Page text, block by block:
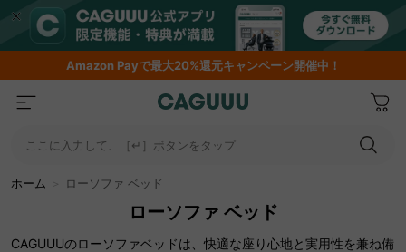
AmazonPayで最大20%還元キャンペーン開催中！
ここに入力して、［↵］ボタンをタップ
ホーム ローソファ ベッド
ローソファ ベッド
CAGUUUのローソファベッドは、快適な座り心地と実用性を兼ね備